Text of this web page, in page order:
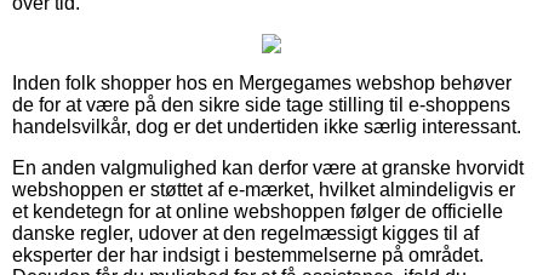
Inden folk shopper hos en Mergegames webshop behøver
de for at være på den sikre side tage stilling til e-shoppens
handelsvilkår, dog er det undertiden ikke særlig interessant.
En anden valgmulighed kan derfor være at granske hvorvidt
webshoppen er støttet af e-mærket, hvilket almindeligvis er
et kendetegn for at online webshoppen følger de officielle
danske regler, udover at den regelmæssigt kigges til af
eksperter der har indsigt i bestemmelserne på området.